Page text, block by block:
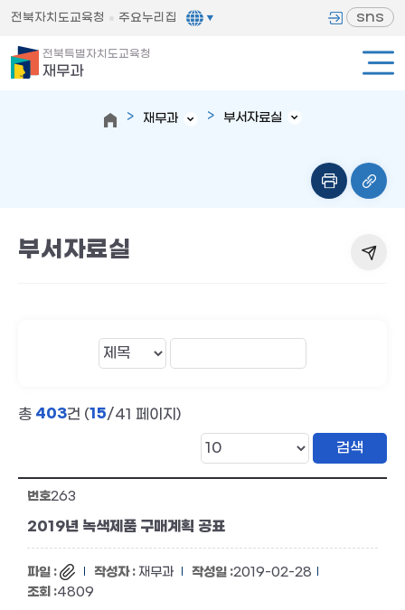
전북자치도교육청 주요누리집 sns
전북특별자치도교육청
재무과
재무과 부서자료실
부서자료실
총 403건 (15/41 페이지)
263
2019년 녹색제품 구매계획 공표
재무과
2019-02-28
4809